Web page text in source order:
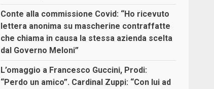
Conte alla commissione Covid: “Ho ricevuto
lettera anonima su mascherine contraffatte
che chiama in causa la stessa azienda scelta
dal Governo Meloni”
L’omaggio a Francesco Guccini, Prodi:
“Perdo un amico”. Cardinal Zuppi: “Con lui ad